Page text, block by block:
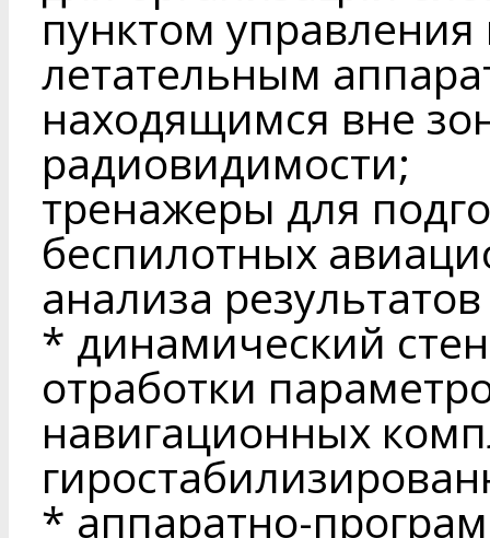
пунктом
летательным
находящимся вне
радиовидимости;
тренажеры для
беспилотных
анализа
* динамический
отработки
навигационных
* аппаратно-